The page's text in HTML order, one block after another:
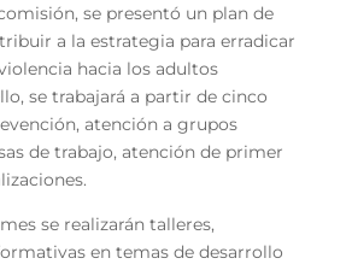
se presentó un plan de
a la estrategia para erradicar
hacia los adultos
se trabajará a partir de cinco
atención a grupos
de trabajo, atención de primer
se realizarán talleres,
en temas de desarrollo